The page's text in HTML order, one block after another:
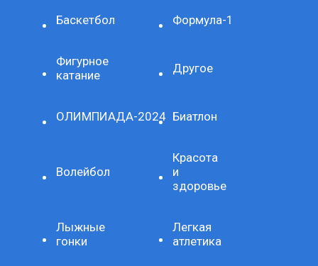
Баскетбол Формула-1
Фигурное
катание
Другое
ОЛИМПИАДА-2024 Биатлон
Волейбол
Красота
и
здоровье
Лыжные
гонки
Легкая
атлетика